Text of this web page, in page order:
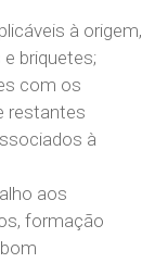
à origem,
briquetes;
com os
restantes
à
aos
formação